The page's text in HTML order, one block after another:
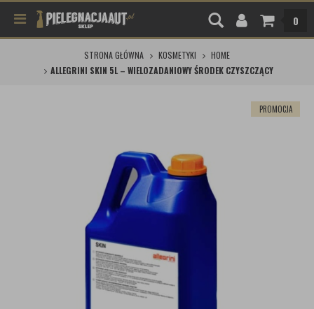
0
STRONA GŁÓWNA KOSMETYKI
HOME
ALLEGRINI SKIN 5L – WIELOZADANIOWY ŚRODEK CZYSZCZĄCY
PROMOCJA